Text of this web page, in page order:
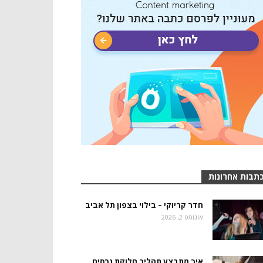
אחרונות
חדר קריוקי – בילוי בצפון תל אביב
אוגוסט 2, 2026